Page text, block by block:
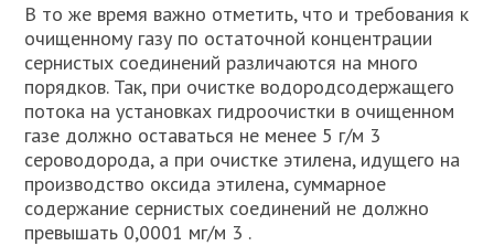
В то же время важно отметить, что и требования к
очищенному газу по остаточной концентрации
сернистых соединений различаются на много
порядков. Так, при очистке водородсодержащего
потока на установках гидроочистки в очищенном
газе должно оставаться не менее 5 г/м 3
сероводорода, а при очистке этилена, идущего на
производство оксида этилена, суммарное
содержание сернистых соединений не должно
превышать 0,0001 мг/м 3 .